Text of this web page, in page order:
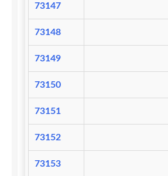
73147
73148
73149
73150
73151
73152
73153